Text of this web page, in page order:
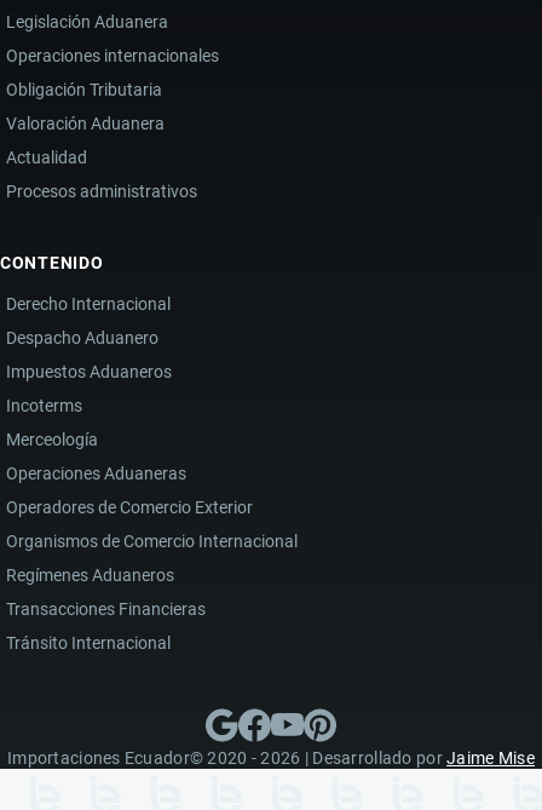
Legislación Aduanera
Operaciones internacionales
Obligación Tributaria
Valoración Aduanera
Actualidad
Procesos administrativos
CONTENIDO
Derecho Internacional
Despacho Aduanero
Impuestos Aduaneros
Incoterms
Merceología
Operaciones Aduaneras
Operadores de Comercio Exterior
Organismos de Comercio Internacional
Regímenes Aduaneros
Transacciones Financieras
Tránsito Internacional
Importaciones Ecuador© 2020 - 2026 | Desarrollado porJaime Mise